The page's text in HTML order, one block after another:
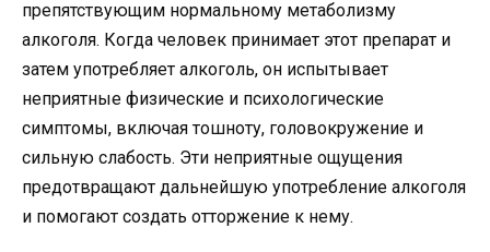
препятствующим нормальному метаболизму
алкоголя. Когда человек принимает этот препарат и
затем употребляет алкоголь, он испытывает
неприятные физические и психологические
симптомы, включая тошноту, головокружение и
сильную слабость. Эти неприятные ощущения
предотвращают дальнейшую употребление алкоголя
и помогают создать отторжение к нему.